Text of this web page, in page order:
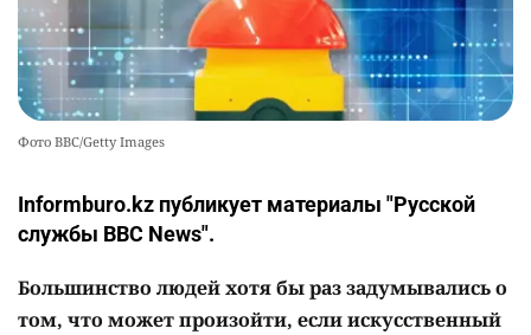
Фото BBC/Getty Images
Informburo.kz публикует материалы "Русской
службы BBC News".
Большинство людей хотя бы раз задумывались о
том, что может произойти, если искусственный